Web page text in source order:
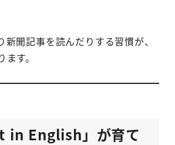
新聞記事を読んだりする習慣が、
す。
in English」が育て